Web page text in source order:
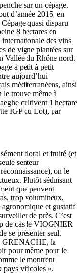
sur un cépage.
d’année 2015, en
quasi disparu
8 hectares en
des vins
de vigne plantées sur
Vallée du Rhône nord.
a petit à petit
aujourd’hui
méditerranéens, ainsi
le trouve même à
cultivent 1 hectare
IGP du Lot), par
floral et fruité (et
senteur
on le
Plutôt séduisant
que peuvent
trop volumineux,
et gustatif
de près. C’est
de cas le VIOGNIER
se présenter seul.
GRENACHE, la
pour même pour le
le montrent
pays viticoles ».